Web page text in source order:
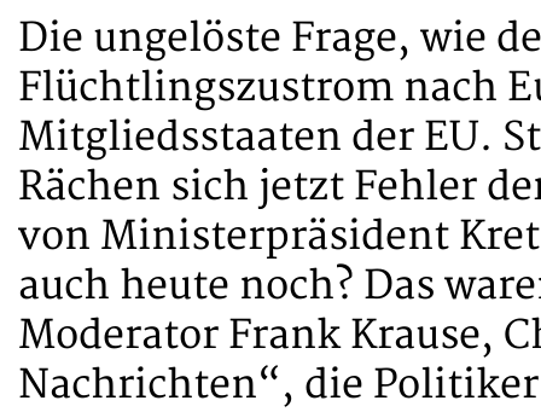
Die ungelöste Frage, wie
Flüchtlingszustrom nach
Mitgliedsstaaten der EU.
Rächen sich jetzt Fehler
von Ministerpräsident
auch heute noch? Das
Moderator Frank Krause,
Nachrichten“, die